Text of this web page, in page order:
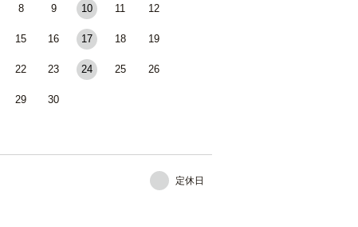
8 9 10 11 12
15 16 17 18 19
22 23 24 25 26
29 30
定休日